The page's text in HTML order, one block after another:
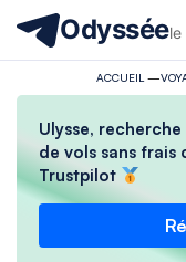
Odysséele
ACCUEIL —
Ulysse,
de vols sans frais
Trustpilot